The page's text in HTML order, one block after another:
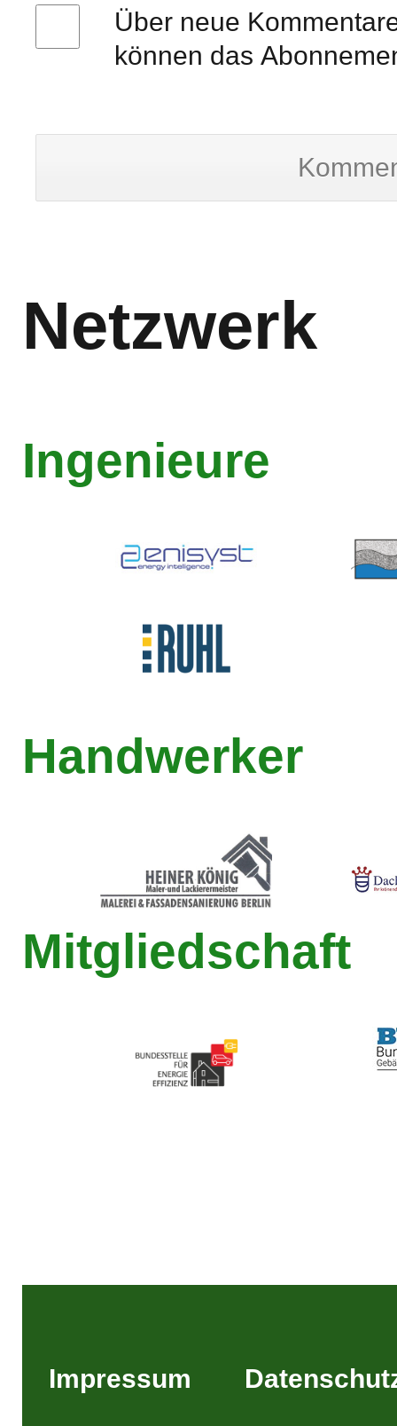
Über neue
können das
Netzwerk
Ingenieure
Handwerker
Mitgliedschaft
Impressum